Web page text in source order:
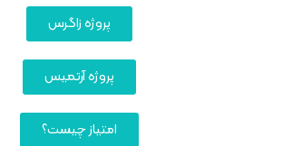
پروژه زاگرس
پروژه آرتمیس
امتیاز چیست؟